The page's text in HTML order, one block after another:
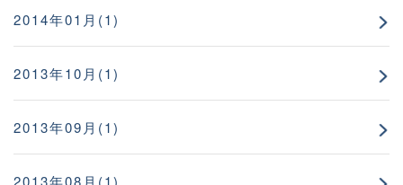
2014年01月(1)
2013年10月(1)
2013年09月(1)
2013年08月(1)